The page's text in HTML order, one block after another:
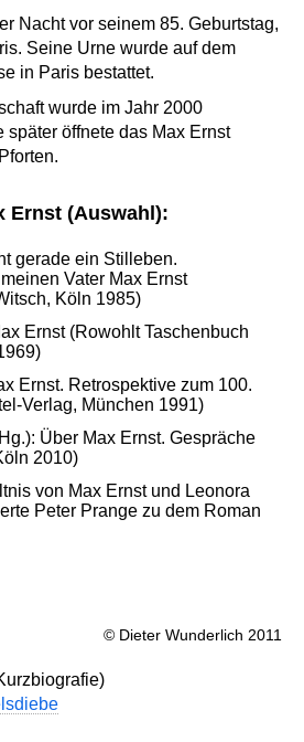
Nacht vor seinem 85. Geburtstag,
Seine Urne wurde auf dem
in Paris bestattet.
wurde im Jahr 2000
später öffnete das Max Ernst
Ernst (Auswahl):
gerade ein Stilleben.
Vater Max Ernst
Köln 1985)
Ernst (Rowohlt Taschenbuch
Ernst. Retrospektive zum 100.
Verlag, München 1991)
Über Max Ernst. Gespräche
2010)
von Max Ernst und Leonora
Peter Prange zu dem Roman
© Dieter Wunderlich 2011